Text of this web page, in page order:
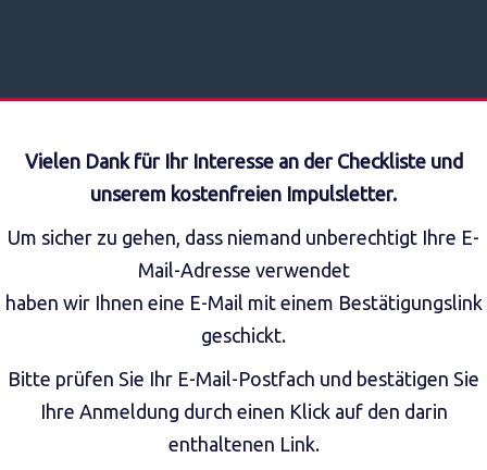
Vielen Dank für Ihr Interesse an der Checkliste und
unserem kostenfreien Impulsletter.
Um sicher zu gehen, dass niemand unberechtigt Ihre E-
Mail-Adresse verwendet
haben wir Ihnen eine E-Mail mit einem Bestätigungslink
geschickt.
Bitte prüfen Sie Ihr E-Mail-Postfach und bestätigen Sie
Ihre Anmeldung durch einen Klick auf den darin
enthaltenen Link.